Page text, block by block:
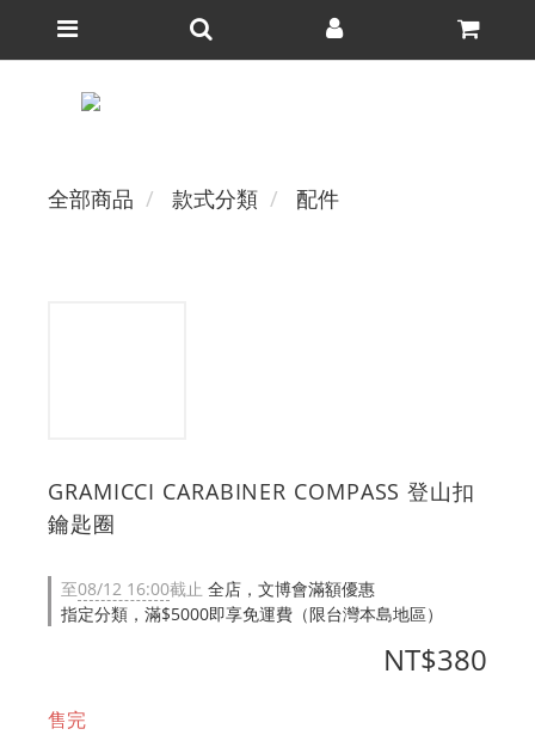
全部商品 款式分類 配件
GRAMICCI CARABINER COMPASS 登山扣
鑰匙圈
至08/12 16:00截止 全店，文博會滿額優惠
指定分類，滿$5000即享免運費（限台灣本島地區）
NT$380
售完